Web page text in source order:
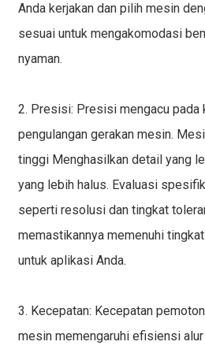
Anda kerjakan dan pilih mesin
sesuai untuk mengakomodasi
nyaman.
2. Presisi: Presisi mengacu pada
pengulangan gerakan mesin.
tinggiMenghasilkan detail yang
yang lebih halus. Evaluasi
seperti resolusi dan tingkat
memastikannya memenuhi
untuk aplikasi Anda.
3. Kecepatan: Kecepatan
mesin memengaruhi efisiensi alur